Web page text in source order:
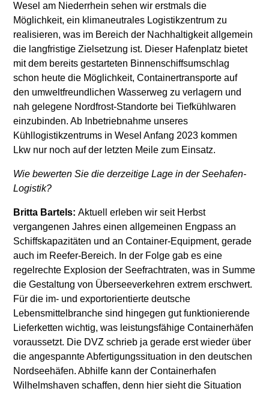
Wesel am Niederrhein sehen wir erstmals die
Möglichkeit, ein klimaneutrales Logistikzentrum zu
realisieren, was im Bereich der Nachhaltigkeit allgemein
die langfristige Zielsetzung ist. Dieser Hafenplatz bietet
mit dem bereits gestarteten Binnenschiffsumschlag
schon heute die Möglichkeit, Containertransporte auf
den umweltfreundlichen Wasserweg zu verlagern und
nah gelegene Nordfrost-Standorte bei Tiefkühlwaren
einzubinden. Ab Inbetriebnahme unseres
Kühllogistikzentrums in Wesel Anfang 2023 kommen
Lkw nur noch auf der letzten Meile zum Einsatz.
Wie bewerten Sie die derzeitige Lage in der Seehafen-
Logistik?
Britta Bartels: Aktuell erleben wir seit Herbst
vergangenen Jahres einen allgemeinen Engpass an
Schiffskapazitäten und an Container-Equipment, gerade
auch im Reefer-Bereich. In der Folge gab es eine
regelrechte Explosion der Seefrachtraten, was in Summe
die Gestaltung von Überseeverkehren extrem erschwert.
Für die im- und exportorientierte deutsche
Lebensmittelbranche sind hingegen gut funktionierende
Lieferketten wichtig, was leistungsfähige Containerhäfen
voraussetzt. Die DVZ schrieb ja gerade erst wieder über
die angespannte Abfertigungssituation in den deutschen
Nordseehäfen. Abhilfe kann der Containerhafen
Wilhelmshaven schaffen, denn hier sieht die Situation